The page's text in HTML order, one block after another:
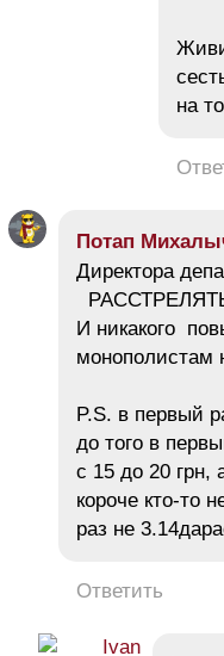
на
Потап
Директора
И никакого
монополистам
P.S. в первый
до того в
с 15 до 20 грн,
короче кто-то
раз не
Ответить